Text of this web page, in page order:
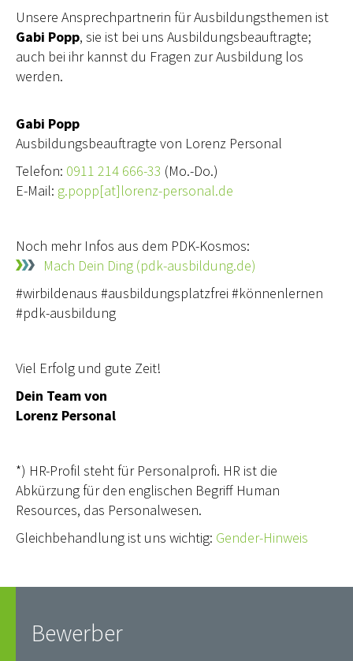
Unsere Ansprechpartnerin für Ausbildungsthemen ist
Gabi Popp, sie ist bei uns Ausbildungsbeauftragte;
auch bei ihr kannst du Fragen zur Ausbildung los
werden.
Gabi Popp
Ausbildungsbeauftragte von Lorenz Personal
Telefon: 0911 214 666-33 (Mo.-Do.)
E-Mail: g.popp[at]lorenz-personal.de
Noch mehr Infos aus dem PDK-Kosmos:
Mach Dein Ding (pdk-ausbildung.de)
#wirbildenaus #ausbildungsplatzfrei #könnenlernen
#pdk-ausbildung
Viel Erfolg und gute Zeit!
Dein Team von
Lorenz Personal
*) HR-Profil steht für Personalprofi. HR ist die
Abkürzung für den englischen Begriff Human
Resources, das Personalwesen.
Gleichbehandlung ist uns wichtig: Gender-Hinweis
Bewerber